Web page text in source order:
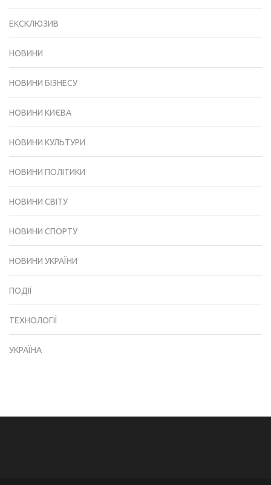
ЕКСКЛЮЗИВ
НОВИНИ
НОВИНИ БІЗНЕСУ
НОВИНИ КИЄВА
НОВИНИ КУЛЬТУРИ
НОВИНИ ПОЛІТИКИ
НОВИНИ СВІТУ
НОВИНИ СПОРТУ
НОВИНИ УКРАЇНИ
ПОДІЇ
ТЕХНОЛОГІЇ
УКРАЇНА